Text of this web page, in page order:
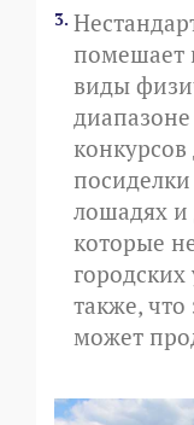
помешает
виды
лошадях и
которые
также,
может